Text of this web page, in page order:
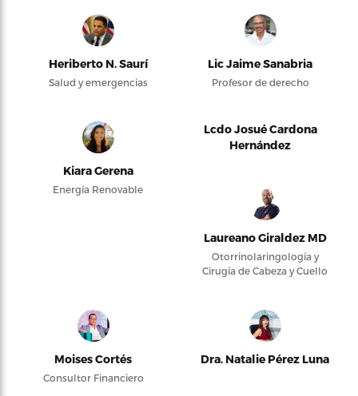
Heriberto N. Saurí
Salud y emergencias
Lic Jaime Sanabria
Profesor de derecho
Kiara Gerena
Energía Renovable
Lcdo Josué Cardona
Hernández
Laureano Giraldez MD
Otorrinolaringología y
Cirugía de Cabeza y Cuello
Moises Cortés
Consultor Financiero
Dra. Natalie Pérez Luna